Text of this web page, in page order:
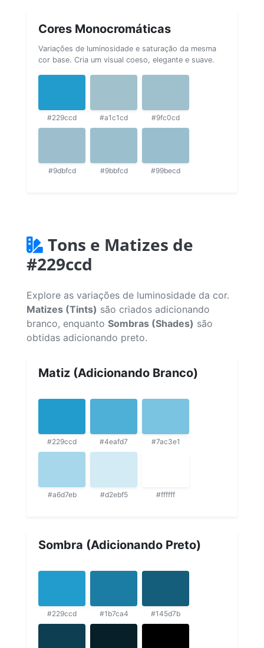
Cores Monocromáticas
Variações de luminosidade e saturação da mesma
cor base. Cria um visual coeso, elegante e suave.
#229ccd #a1c1cd #9fc0cd
#9dbfcd #9bbfcd #99becd
Tons e Matizes de
#229ccd
Explore as variações de luminosidade da cor.
Matizes (Tints) são criados adicionando
branco, enquanto Sombras (Shades) são
obtidas adicionando preto.
Matiz (Adicionando Branco)
#229ccd #4eafd7 #7ac3e1
#a6d7eb #d2ebf5 #ffffff
Sombra (Adicionando Preto)
#229ccd #1b7ca4 #145d7b